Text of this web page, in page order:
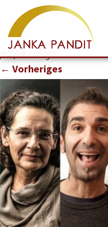
people collage
← Vorheriges